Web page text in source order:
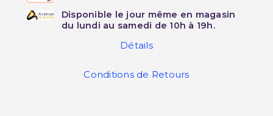
Disponible le jour même en magasin
du lundi au samedi de 10h à 19h.
Détails
Conditions de Retours